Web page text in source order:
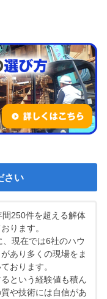
さい
250件を超える解体
ります。
現在では6社のハウ
あり多くの現場をま
おります。
という経験値も積ん
や技術には自信があ